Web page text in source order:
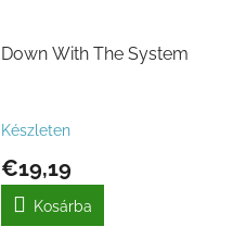
Down With The System
Készleten
€19,19
Kosárba